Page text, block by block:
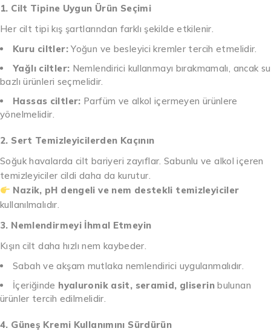
1. Cilt Tipine Uygun Ürün Seçimi
Her cilt tipi kış şartlarından farklı şekilde etkilenir.
Kuru ciltler:Yoğun ve besleyici kremler tercih etmelidir.
Yağlı ciltler: Nemlendirici kullanmayı bırakmamalı, ancak su
bazlı ürünleri seçmelidir.
Hassas ciltler: Parfüm ve alkol içermeyen ürünlere
yönelmelidir.
2. Sert Temizleyicilerden Kaçının
Soğuk havalarda cilt bariyeri zayıflar. Sabunlu ve alkol içeren
temizleyiciler cildi daha da kurutur.
Nazik, pH dengeli ve nem destekli temizleyiciler
kullanılmalıdır.
3. Nemlendirmeyi İhmal Etmeyin
Kışın cilt daha hızlı nem kaybeder.
Sabah ve akşam mutlaka nemlendirici uygulanmalıdır.
İçeriğinde hyaluronik asit, seramid, gliserinbulunan
ürünler tercih edilmelidir.
4. Güneş Kremi Kullanımını Sürdürün